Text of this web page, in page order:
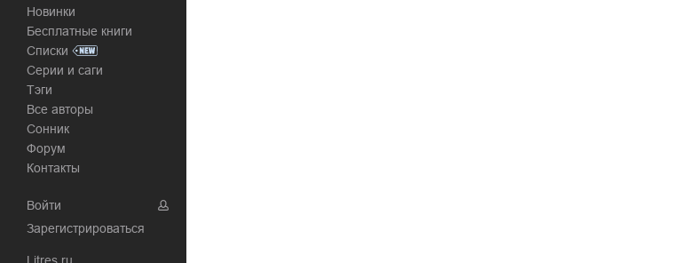
Новинки
Бесплатные книги
Списки
Серии и саги
Тэги
Все авторы
Сонник
Форум
Контакты
Войти
Зарегистрироваться